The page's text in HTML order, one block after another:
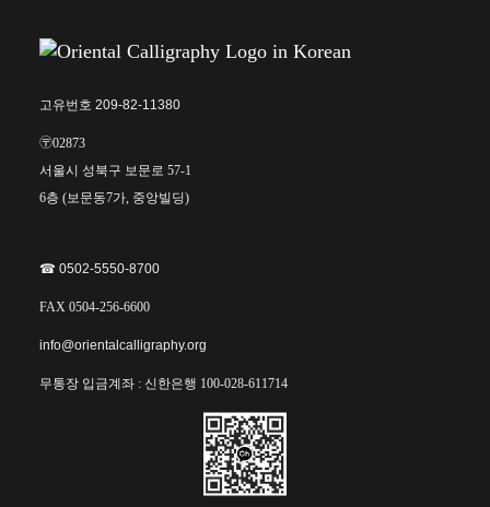
고유번호 209-82-11380
〶02873
서울시 성북구 보문로 57-1
6층 (보문동7가, 중앙빌딩)
☎︎ 0502-5550-8700
FAX 0504-256-6600
info@orientalcalligraphy.org
무통장 입금계좌 : 신한은행 100-028-611714